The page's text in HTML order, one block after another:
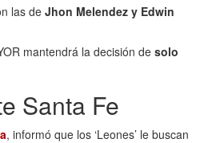
las de Jhon Melendez y Edwin
mantendrá la decisión de solo
Santa Fe
, informó que los ‘Leones’ le buscan